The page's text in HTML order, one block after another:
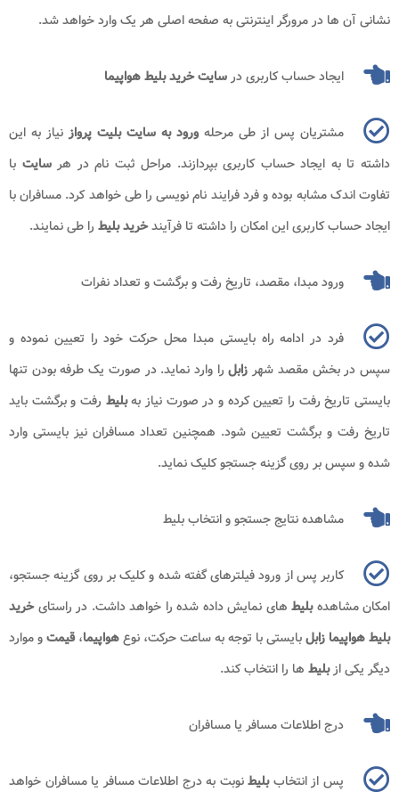
نشانی آن ها در مرورگر اینترنتی به صفحه اصلی هر یک وارد خواهد شد.
ایجاد حساب کاربری درسایت خرید بلیط هواپیما
مشتریان پس از طی مرحله ورود به سایت بلیت پروازنیاز به این
داشته تا به ایجاد حساب کاربری بپردازند. مراحل ثبت نام در هرسایت با
تفاوت اندک مشابه بوده و فرد فرایند نام نویسی را طی خواهد کرد. مسافران با
ایجاد حساب کاربری این امکان را داشته تا فرآیندخرید بلیط را طی نمایند.
ورود مبدا، مقصد، تاریخ رفت و برگشت و تعداد نفرات
فرد در ادامه راه بایستی مبدا محل حرکت خود را تعیین نموده و
سپس در بخش مقصد شهر زابل را وارد نماید. در صورت یک طرفه بودن تنها
بایستی تاریخ رفت را تعیین کرده و در صورت نیاز بهبلیط رفت و برگشت باید
تاریخ رفت و برگشت تعیین شود. همچنین تعداد مسافران نیز بایستی وارد
شده و سپس بر روی گزینه جستجو کلیک نماید.
مشاهده نتایج جستجو و انتخاب بلیط
کاربر پس از ورود فیلترهای گفته شده و کلیک بر روی گزینه جستجو،
امکان مشاهدهبلیط های نمایش داده شده را خواهد داشت. در راستایخرید
بلیط هواپیما زابلبایستی با توجه به ساعت حرکت، نوعهواپیما،قیمتو موارد
دیگر یکی ازبلیط ها را انتخاب کند.
درج اطلاعات مسافر یا مسافران
پس از انتخاببلیطنوبت به درج اطلاعات مسافر یا مسافران خواهد